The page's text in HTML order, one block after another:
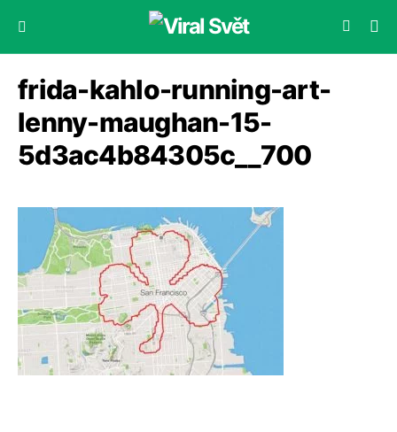
frida-kahlo-running-art-
lenny-maughan-15-
5d3ac4b84305c__700